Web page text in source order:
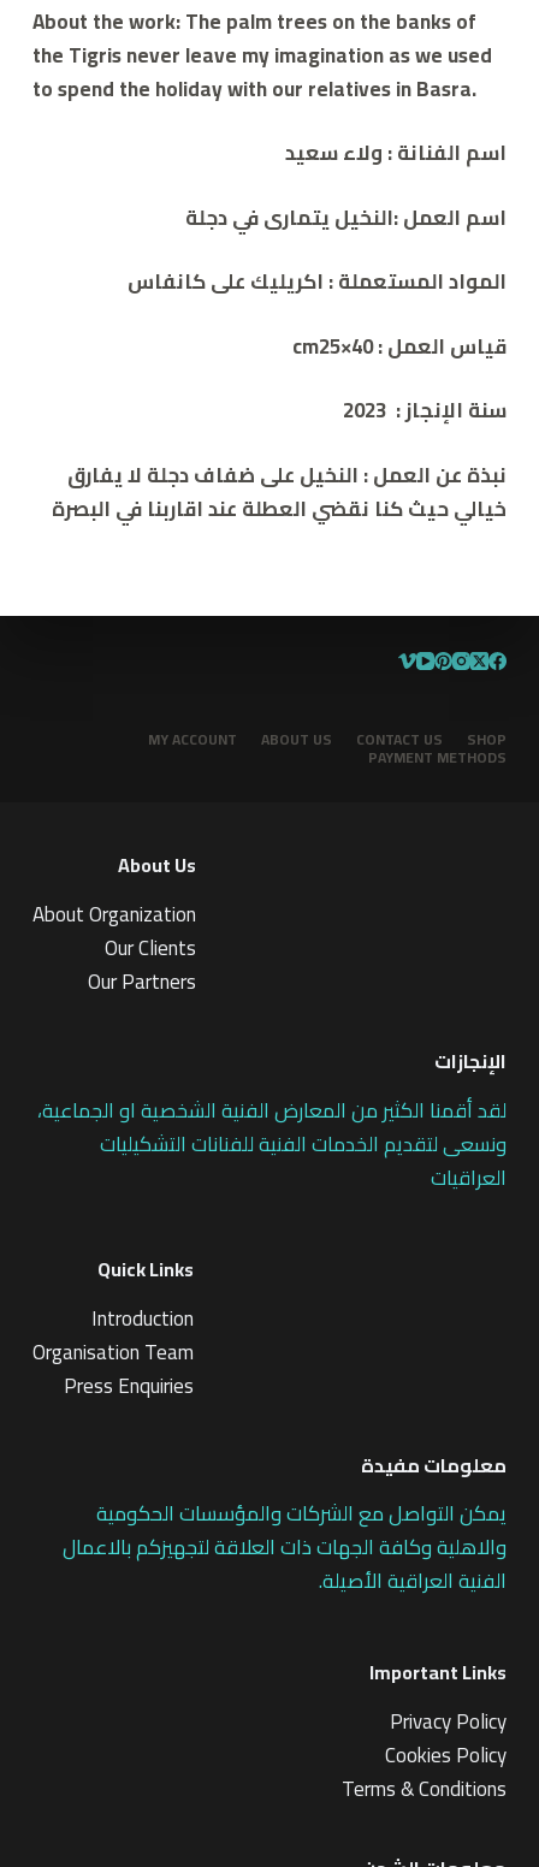
About the work: The palm trees on the banks of
the Tigris never leave my imagination as we used
to spend the holiday with our relatives in Basra.
اسم الفنانة :ولاء سعيد
اسم العمل :النخيل يتمارى في دجلة
المواد المستعملة :اكريليك على كانفاس
قياس العمل :40×cm25
سنة الإنجاز : 2023
نبذة عن العمل:النخيل على ضفاف دجلة لا يفارق
خيالي حيث كنا نقضي العطلة عند اقاربنا في البصرة
SHOP
CONTACT US
ABOUT US
MY ACCOUNT
PAYMENT METHODS
About Us
About Organization
Our Clients
Our Partners
الإنجازات
لقد أقمنا الكثير من المعارض الفنية الشخصية او الجماعية،
ونسعى لتقديم الخدمات الفنية للفنانات التشكيليات
العراقيات
Quick Links
Introduction
Organisation Team
Press Enquiries
معلومات مفيدة
يمكن التواصل مع الشركات والمؤسسات الحكومية
والاهلية وكافة الجهات ذات العلاقة لتجهيزكم بالاعمال
الفنية العراقية الأصيلة.
Important Links
Privacy Policy
Cookies Policy
Terms & Conditions